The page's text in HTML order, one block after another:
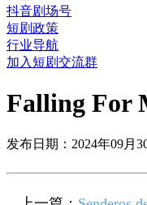
抖音剧场号
短剧政策
行业导航
加入短剧交流群
Falling For
发布日期：2024年09月